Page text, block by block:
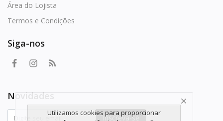
Área do Lojista
Termos e Condições
Siga-nos
Novidades
Inscreva-se
Utilizamos cookies para proporcionar